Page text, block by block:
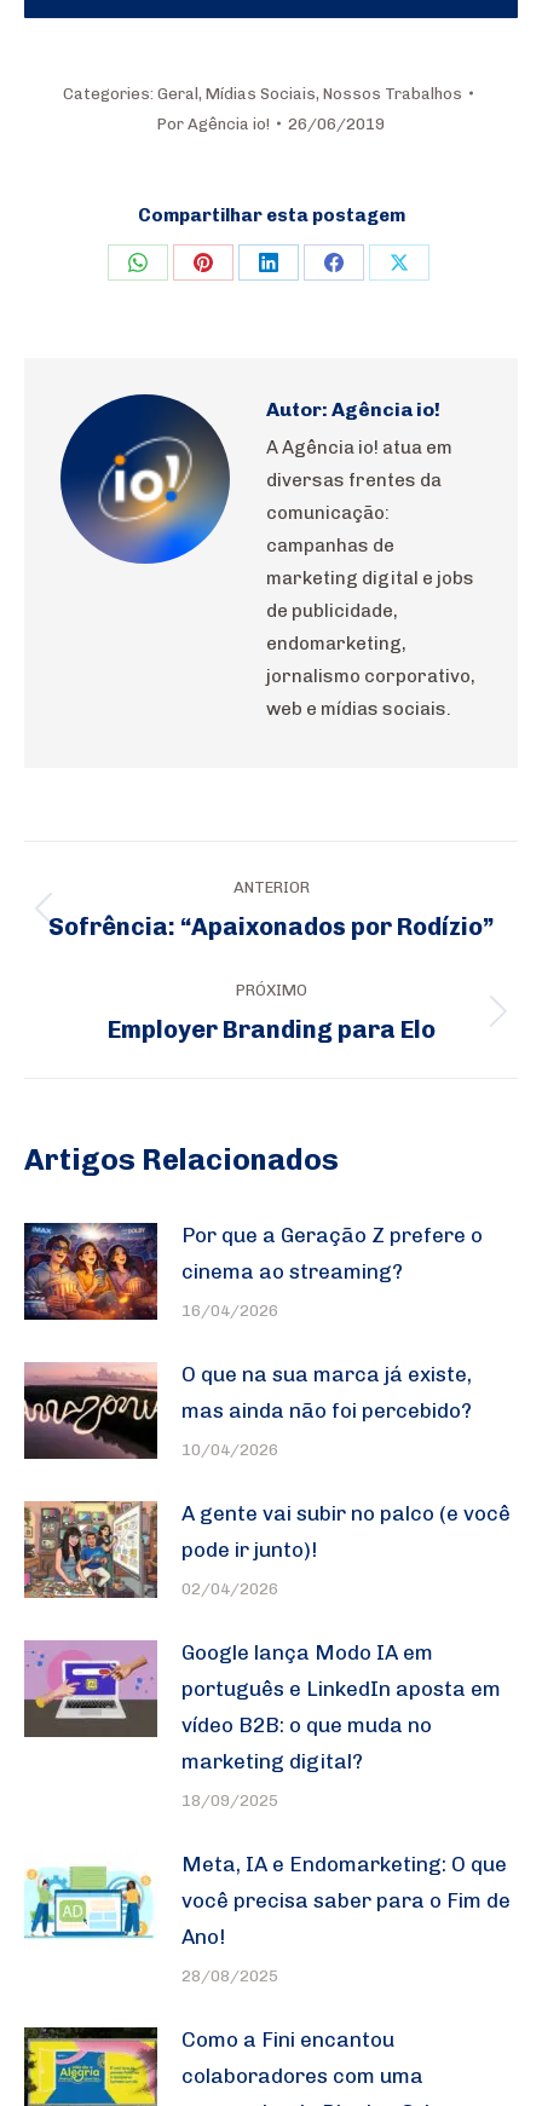
Categories: Geral , Mídias Sociais, Nossos Trabalhos
Por Agência io! 26/06/2019
Compartilhar esta postagem
Share Share Share Share Share
Autor: Agência io!
A Agência io! atua em
diversas frentes da
comunicação:
campanhas de
marketing digital e jobs
de publicidade,
endomarketing,
jornalismo corporativo,
web e mídias sociais.
de
ANTERIOR
Post
Sofrência: “Apaixonados por Rodízio”
PRÓXIMO
Próximo
Employer Branding para Elo
Artigos Relacionados
Por que a Geração Z prefere o
cinema ao streaming?
16/04/2026
O que na sua marca já existe,
mas ainda não foi percebido?
10/04/2026
A gente vai subir no palco (e você
pode ir junto)!
02/04/2026
Google lança Modo IA em
português e LinkedIn aposta em
vídeo B2B: o que muda no
marketing digital?
18/09/2025
Meta, IA e Endomarketing: O que
você precisa saber para o Fim de
Ano!
28/08/2025
Como a Fini encantou
colaboradores com uma